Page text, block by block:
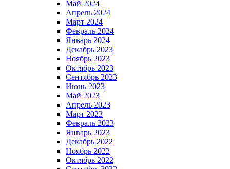
Май 2024
Апрель 2024
Март 2024
Февраль 2024
Январь 2024
Декабрь 2023
Ноябрь 2023
Октябрь 2023
Сентябрь 2023
Июнь 2023
Май 2023
Апрель 2023
Март 2023
Февраль 2023
Январь 2023
Декабрь 2022
Ноябрь 2022
Октябрь 2022